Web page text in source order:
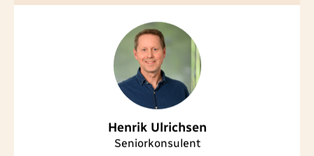
Henrik Ulrichsen
Seniorkonsulent